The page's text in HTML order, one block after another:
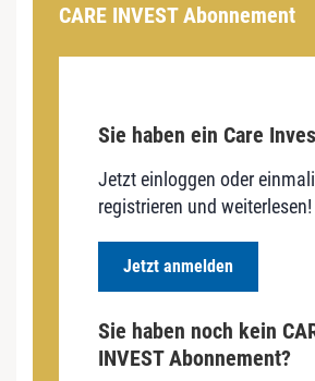
CARE INVEST Abonnement
Sie haben ein Care
Jetzt einloggen oder
registrieren und weiterlesen!
Jetzt anmelden
Sie haben noch kein
INVEST Abonnement?